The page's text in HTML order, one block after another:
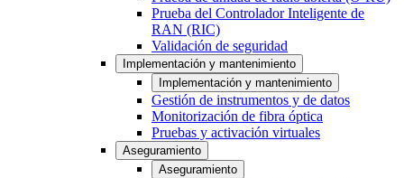
Prueba del Controlador Inteligente de
RAN (RIC)
Validación de seguridad
Implementación y mantenimiento
Implementación y mantenimiento
Gestión de instrumentos y de datos
Monitorización de fibra óptica
Pruebas y activación virtuales
Aseguramiento
Aseguramiento